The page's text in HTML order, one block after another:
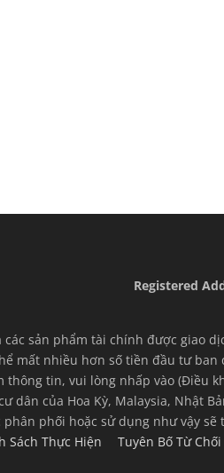
Registered
các sản phẩm tài chính được giao
mất nhiều hơn số tiền đầu tư
thông tin, vui lòng nhấp vào (Điều
dân của Hoa Kỳ, Malaysia, Nhật
phân phối hoặc sử dụng như vậy
Sách Thực Hiện
Tuyên Bố Từ